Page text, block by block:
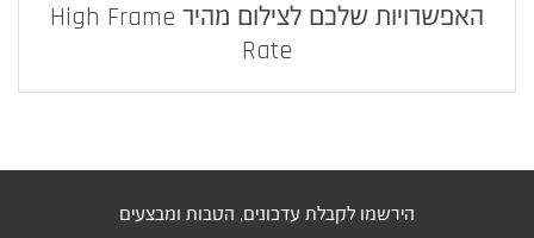
האפשרויות שלכם לצילום מהיר High Frame
Rate
הירשמו לקבלת עדכונים, הטבות ומבצעים